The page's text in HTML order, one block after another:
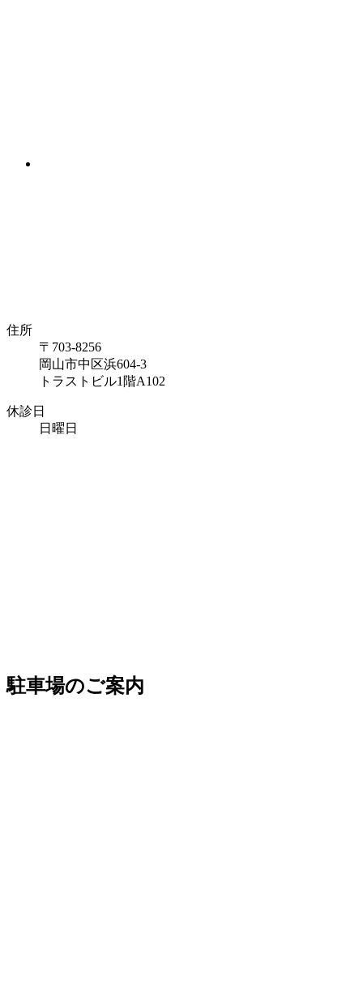
住所
〒703-8256
岡山市中区浜604-3
トラストビル1階A102
休診日
日曜日
駐車場のご案内